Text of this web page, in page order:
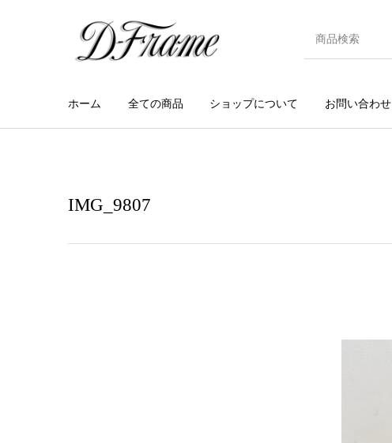
ホーム 全ての商品 ショップについて お問い合わせ
IMG_9807